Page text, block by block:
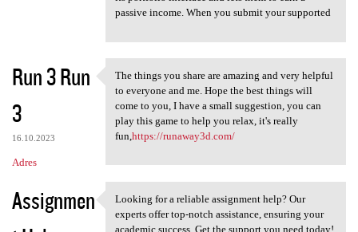
passive income. When you submit your supported
Run 3 Run
3
16.10.2023
Adres
The things you share are
The things you share are amazing and very helpful
to everyone and me. Hope the best things will
come to you, I have a small suggestion, you can
play this game to help you relax, it's really
fun, https://runaway3d.com/
Assignmen Looking for a reliable
Looking for a reliable assignment help? Our
experts offer top-notch assistance, ensuring your
academic success. Get the support you need today!